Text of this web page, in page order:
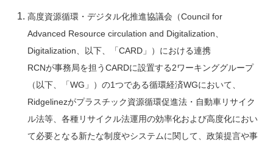
高度資源循環・デジタル化推進協議会（Council for
Advanced Resource circulation and Digitalization、
Digitalization、以下、「CARD」）における連携
RCNが事務局を担うCARDに設置する2ワーキンググループ
（以下、「WG」）の1つである循環経済WGにおいて、
Ridgelinezがプラスチック資源循環促進法・自動車リサイク
ル法等、各種リサイクル法運用の効率化および高度化におい
て必要となる新たな制度やシステムに関して、政策提言や事